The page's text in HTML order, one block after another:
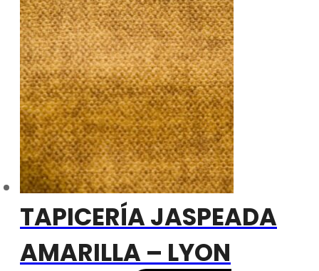
TAPICERÍA JASPEADA
AMARILLA – LYON